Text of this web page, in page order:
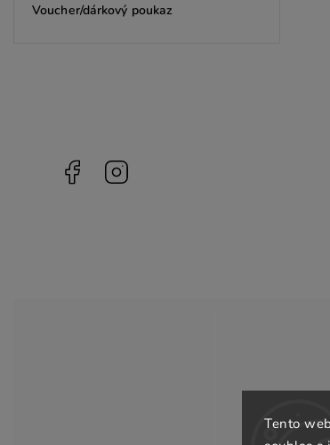
Tento
Voucher/dárkový poukaz
Facebook